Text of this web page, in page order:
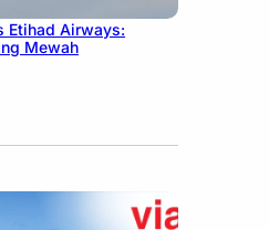
Etihad Airways:
Mewah